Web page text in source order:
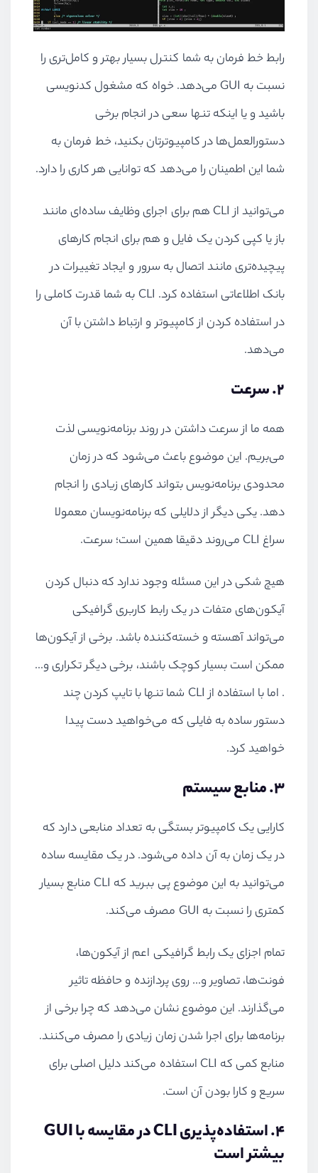
رابط خط فرمان به شما کنترل بسیار بهتر و کامل‌تری را
نسبت به GUI می‌دهد. خواه که مشغول کدنویسی
باشید و یا اینکه تنها سعی در انجام برخی
دستورالعمل‌ها در کامپیوترتان بکنید، خط فرمان به
شما این اطمینان را می‌دهد که توانایی هر کاری را دارد.
می‌توانید از CLI هم برای اجرای وظایف ساده‌ای مانند
باز یا کپی کردن یک فایل و هم برای انجام کارهای
پیچیده‌تری مانند اتصال به سرور و ایجاد تغییرات در
بانک اطلاعاتی استفاده کرد. CLI به شما قدرت کاملی را
در استفاده کردن از کامپیوتر و ارتباط داشتن با آن
می‌دهد.
۲. سرعت
همه ما از سرعت داشتن در روند برنامه‌نویسی لذت
می‌بریم. این موضوع باعث می‌شود که در زمان
محدودی برنامه‌نویس بتواند کارهای زیادی را انجام
دهد. یکی دیگر از دلایلی که برنامه‌نویسان معمولا
سراغ CLI می‌روند دقیقا همین است؛ سرعت.
هیچ شکی در این مسئله وجود ندارد که دنبال کردن
آیکون‌های متفات در یک رابط کاربری گرافیکی
می‌تواند آهسته و خسته‌کننده باشد. برخی از آیکون‌ها
ممکن است بسیار کوچک باشند، برخی دیگر تکراری و...
. اما با استفاده از CLI شما تنها با تایپ کردن چند
دستور ساده به فایلی که می‌خواهید دست پیدا
خواهید کرد.
۳. منابع سیستم
کارایی یک کامپیوتر بستگی به تعداد منابعی دارد که
در یک زمان به آن داده می‌شود. در یک مقایسه ساده
می‌توانید به این موضوع پی ببرید که CLI منابع بسیار
کمتری را نسبت به GUI مصرف می‌کند.
تمام اجزای یک رابط گرافیکی اعم از آیکون‌ها،‌
فونت‌ها، تصاویر و... روی پردازنده و حافظه تاثیر
می‌گذارند. این موضوع نشان می‌دهد که چرا برخی از
برنامه‌ها برای اجرا شدن زمان زیادی را مصرف می‌کنند.
منابع کمی که CLI استفاده می‌کند دلیل اصلی برای
سریع و کارا بودن آن است.
۴. استفاده‌پذیری CLI در مقایسه با GUI
بیشتر است